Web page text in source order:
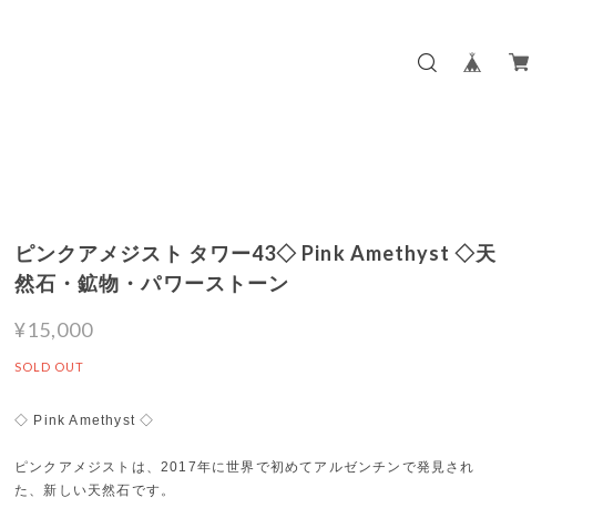
ピンクアメジスト タワー43◇ Pink Amethyst ◇天
然石・鉱物・パワーストーン
¥15,000
SOLD OUT
◇ Pink Amethyst ◇
ピンクアメジストは、2017年に世界で初めてアルゼンチンで発見され
た、新しい天然石です。